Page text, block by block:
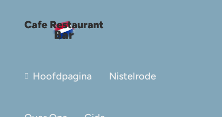
Hoofdpagina Nistelrode